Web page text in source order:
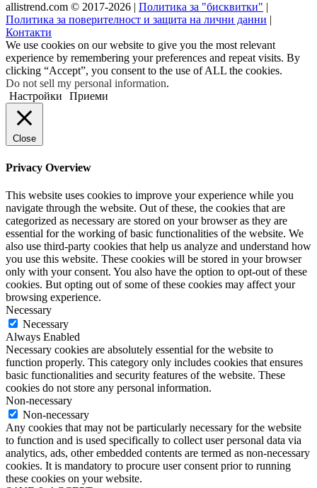
allistrend.com © 2017-2026 | Политика за "бисквитки" |
Политика за поверителност и защита на лични данни |
Контакти
We use cookies on our website to give you the most relevant
experience by remembering your preferences and repeat visits. By
clicking “Accept”, you consent to the use of ALL the cookies.
Do not sell my personal information.
Настройки
Приеми
Close
Privacy Overview
This website uses cookies to improve your experience while you
navigate through the website. Out of these, the cookies that are
categorized as necessary are stored on your browser as they are
essential for the working of basic functionalities of the website. We
also use third-party cookies that help us analyze and understand how
you use this website. These cookies will be stored in your browser
only with your consent. You also have the option to opt-out of these
cookies. But opting out of some of these cookies may affect your
browsing experience.
Necessary
Necessary
Always Enabled
Necessary cookies are absolutely essential for the website to
function properly. This category only includes cookies that ensures
basic functionalities and security features of the website. These
cookies do not store any personal information.
Non-necessary
Non-necessary
Any cookies that may not be particularly necessary for the website
to function and is used specifically to collect user personal data via
analytics, ads, other embedded contents are termed as non-necessary
cookies. It is mandatory to procure user consent prior to running
these cookies on your website.